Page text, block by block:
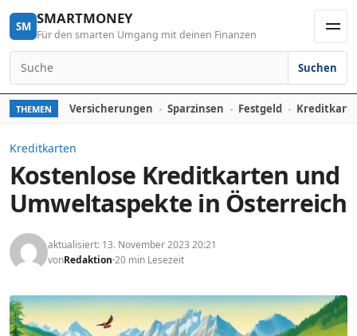
Skip to content
SM SMARTMONEY
Für den smarten Umgang mit deinen Finanzen
Search for:
Suchen
THEMEN Versicherungen Sparzinsen Festgeld
Kreditkarten
Kostenlose Kreditkarten und
Umweltaspekte in Österreich
aktualisiert: 13. November 2023 20:21
vonRedaktion 20 min Lesezeit